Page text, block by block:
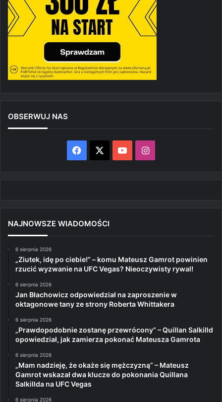
OBSERWUJ NAS
Facebook YouTubeInstagram
NAJNOWSZE WIADOMOŚCI
6 sierpnia 2026
„Ziutek, idę po ciebie!” – komu Mateusz Gamrot powinien
rzucić wyzwanie na UFC Vegas? Nieoczywisty rywal!
6 sierpnia 2026
Jan Błachowicz odpowiedział na zaproszenie w
oktagonowe tany ze strony Roberta Whittakera
6 sierpnia 2026
„Prawdopodobnie zostanę przewrócony” – Quillan Salkilld
opowiedział, jak zamierza pokonać Mateusza Gamrota
6 sierpnia 2026
„Mam nadzieję, że okaże się mężczyzną” – Mateusz
Gamrot wskazał dwa klucze do pokonania Quillana
Salkillda na UFC Vegas
6 sierpnia 2026